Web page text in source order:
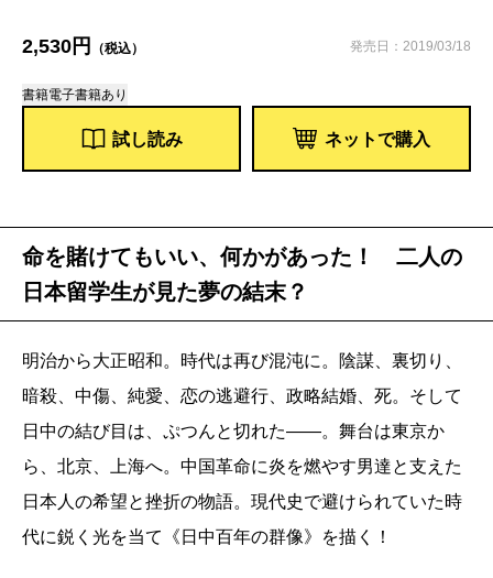
2,530円 （税込） 発売日：2019/03/18
書籍電子書籍あり
試し読み ネットで購入
命を賭けてもいい、何かがあった！ 二人の
日本留学生が見た夢の結末？
明治から大正昭和。時代は再び混沌に。陰謀、裏切り、
暗殺、中傷、純愛、恋の逃避行、政略結婚、死。そして
日中の結び目は、ぷつんと切れた――。舞台は東京か
ら、北京、上海へ。中国革命に炎を燃やす男達と支えた
日本人の希望と挫折の物語。現代史で避けられていた時
代に鋭く光を当て《日中百年の群像》を描く！